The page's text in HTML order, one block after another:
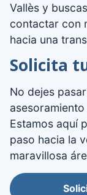
Vallès y
contactar con
hacia una
Solicita
No dejes
Estamos aquí
paso hacia la
maravillosa